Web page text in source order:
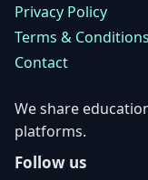
Privacy Policy
Terms & Conditions
Contact
We share
platforms.
Follow us